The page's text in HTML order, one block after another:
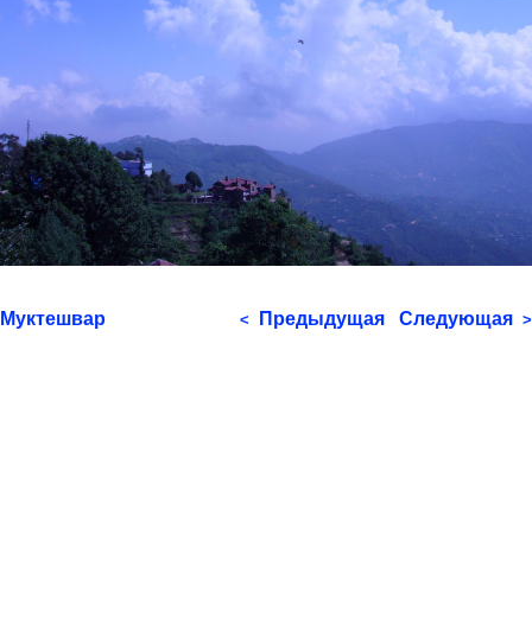
Муктешвар < Предыдущая Следующая >